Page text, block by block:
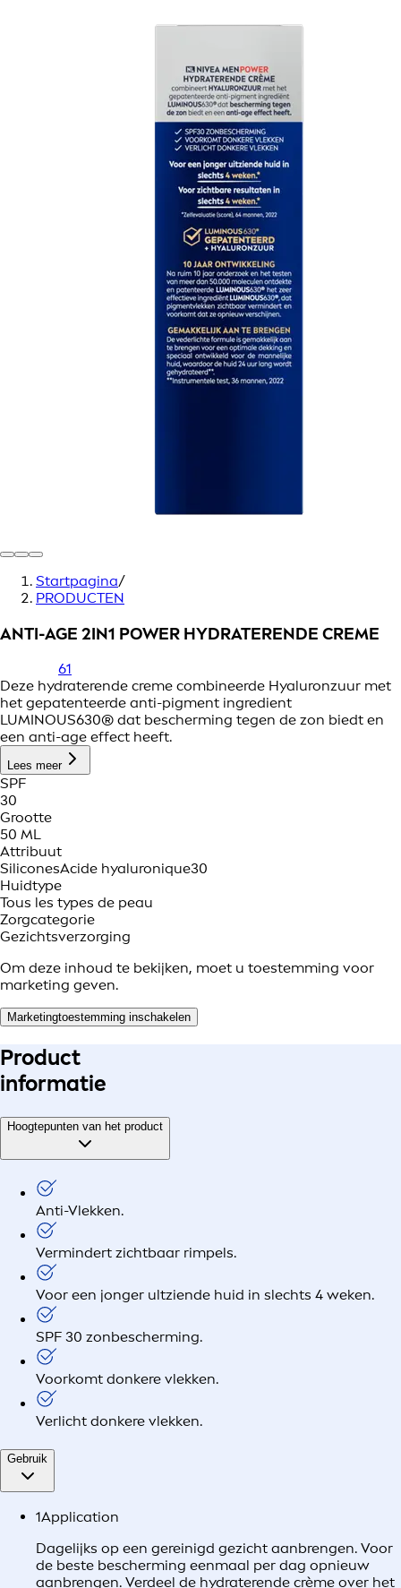
Startpagina/
PRODUCTEN
ANTI-AGE 2IN1 POWER HYDRATERENDE CREME
61
Deze hydraterende creme combineerde Hyaluronzuur met
het gepatenteerde anti-pigment ingredient
LUMINOUS630® dat bescherming tegen de zon biedt en
een anti-age effect heeft.
Lees meer
SPF
30
Grootte
50 ML
Attribuut
SiliconesAcide hyaluronique30
Huidtype
Tous les types de peau
Zorgcategorie
Gezichtsverzorging
Om deze inhoud te bekijken, moet u toestemming voor
marketing geven.
Marketingtoestemming inschakelen
Product
informatie
Hoogtepunten van het product
Anti-Vlekken.
Vermindert zichtbaar rimpels.
Voor een jonger ultziende huid in slechts 4 weken.
SPF 30 zonbescherming.
Voorkomt donkere vlekken.
Verlicht donkere vlekken.
Gebruik
1Application
Dagelijks op een gereinigd gezicht aanbrengen. Voor
de beste bescherming eenmaal per dag opnieuw
aanbrengen. Verdeel de hydraterende crème over het